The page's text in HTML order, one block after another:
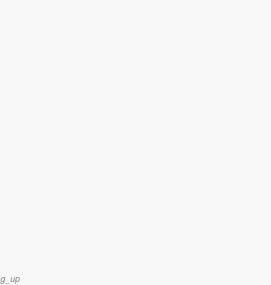
den Landkreis, am 17.07. zur ersten konstituierenden Sitzung
sehr schnell wurde in den Redebeiträgen auch klar, dass die
tragen, das Hauptaugenmerk des neuen Gemeinderates aber
Die vorgebrachten Hinderungsgründe von Wolfgang Hübner
Warkus nach und nahm den Platz ein. Alle 16 Bürger nahmen die
Wahlen durch.
inne und nahm die Wahl an.
Funktion als Gemeinderat und als Mitglied des Vorstandes des